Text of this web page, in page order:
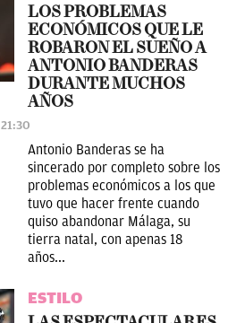
LOS PROBLEMAS
ECONÓMICOS QUE LE
ROBARON EL SUEÑO A
ANTONIO BANDERAS
DURANTE MUCHOS
AÑOS
21:30
Antonio Banderas se ha
sincerado por completo sobre los
problemas económicos a los que
tuvo que hacer frente cuando
quiso abandonar Málaga, su
tierra natal, con apenas 18
años...
ESTILO